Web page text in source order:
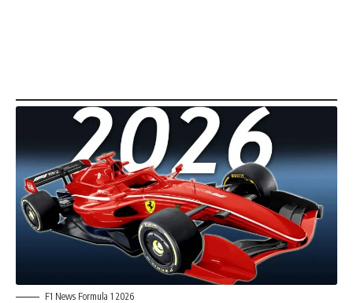
F1 News Formula 1 2026